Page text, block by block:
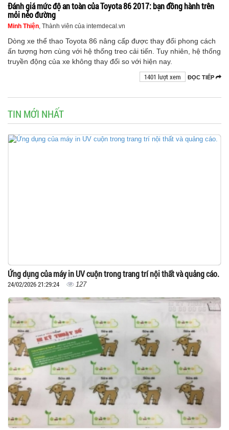
Đánh giá mức độ an toàn của Toyota 86 2017: bạn đồng hành trên
mỏi nẻo đường
Minh Thiện, Thành viên của intemdecal.vn
Dòng xe thể thao Toyota 86 nâng cấp được thay đổi phong cách
ấn tượng hơn cùng với hệ thống treo cải tiến. Tuy nhiên, hệ thống
truyền động của xe không thay đổi so với hiện nay.
ĐỌC TIẾP
1401 lượt xem
TIN MỚI NHẤT
Ứng dụng của máy in UV cuộn trong trang trí nội thất và quảng cáo.
24/02/2026 21:29:24 127